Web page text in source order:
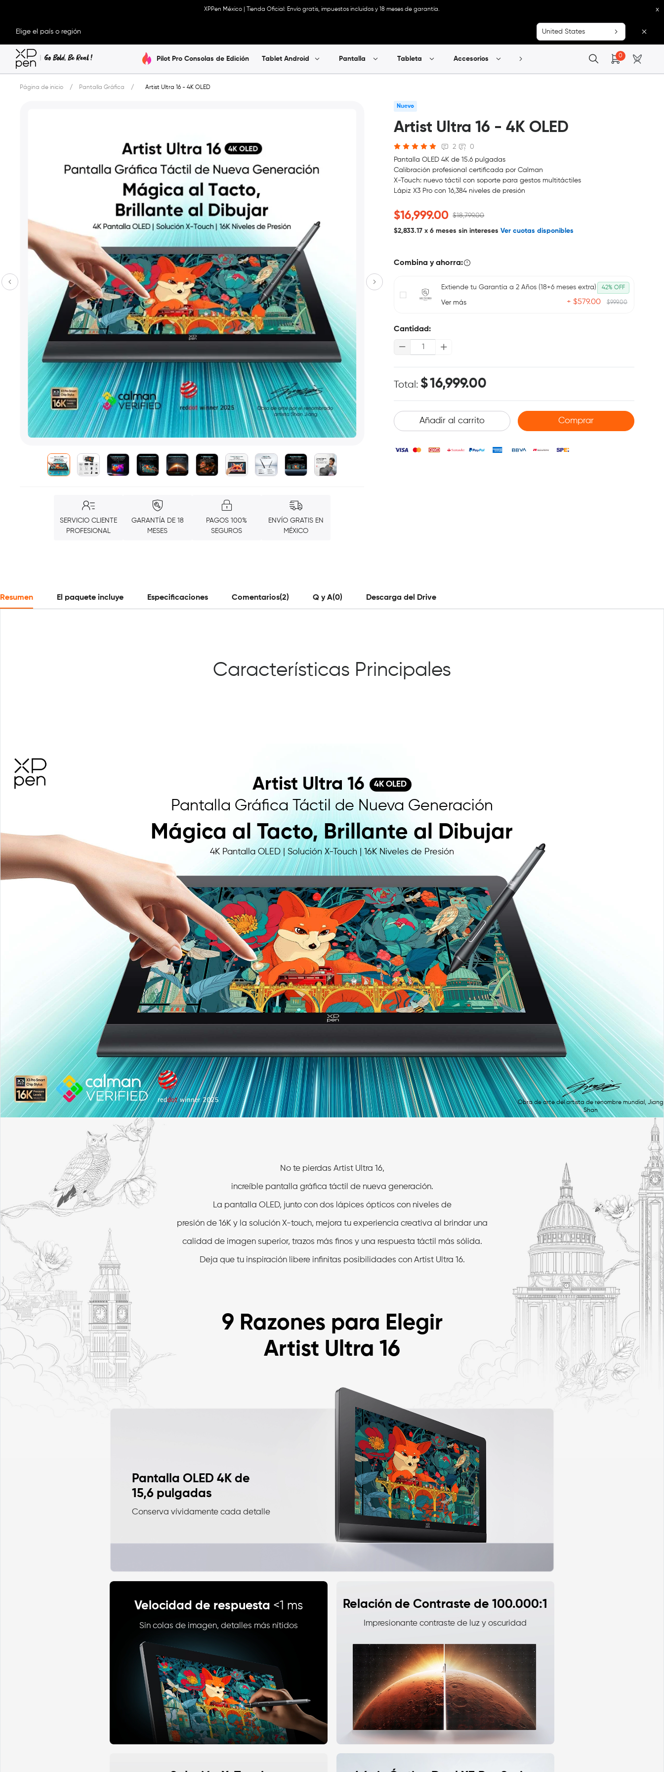
XPPen México | Tienda Oficial: Envío gratis, impuestos incluidos y 18 meses de garantía. x
Elige el país o región United States
Pilot Pro Consolas de Edición Tablet Android Pantalla Tableta Accesorios Explorar 0
Página de inicio / Pantalla Gráfica / Artist Ultra 16 - 4K OLED
SERVICIO CLIENTE
PROFESIONAL
GARANTÍA DE 18
MESES
PAGOS 100%
SEGUROS
ENVÍO GRATIS EN
MÉXICO
Nuevo
Artist Ultra 16 - 4K OLED
2
0
Pantalla OLED 4K de 15.6 pulgadas
Calibración profesional certificada por Calman
X-Touch: nuevo táctil con soporte para gestos multitáctiles
Lápiz X3 Pro con 16,384 niveles de presión
$16,999.00 $18,799.00
$2,833.17 x 6 meses sin interesesVer cuotas disponibles
Combina y ahorra:
Extiende tu Garantía a 2 Años (18+6 meses extra)
Ver más + $579.00 $999.00
42% OFF
Cantidad:
Total: $16,999.00
Añadir al carrito Comprar
Resumen El paquete incluye Especificaciones Comentarios(2) Q y A(0) Descarga del Drive
Características Principales
Artist Ultra 16 4K OLED
Pantalla Gráfica Táctil de Nueva Generación
Mágica al Tacto, Brillante al Dibujar
4K Pantalla OLED | Solución X-Touch | 16K Niveles de Presión
Obra de arte del artista de renombre mundial, Jiang
Shan
No te pierdas Artist Ultra 16,
increíble pantalla gráfica táctil de nueva generación.
La pantalla OLED, junto con dos lápices ópticos con niveles de
presión de 16K y la solución X-touch, mejora tu experiencia creativa al brindar una
calidad de imagen superior, trazos más finos y una respuesta táctil más sólida.
Deja que tu inspiración libere infinitas posibilidades con Artist Ultra 16.
9 Razones para Elegir
Artist Ultra 16
Pantalla OLED 4K de
15,6 pulgadas
Conserva vívidamente cada detalle
Velocidad de respuesta <1 ms
Sin colas de imagen, detalles más nítidos
Relación de Contraste de 100.000:1
Impresionante contraste de luz y oscuridad